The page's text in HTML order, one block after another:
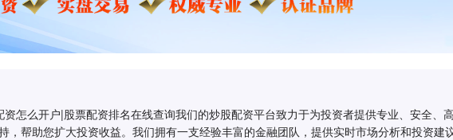
怎么开户|股票配资排名在线查询我们的炒股配资平台致力于为投资者提供专业、安全
，帮助您扩大投资收益。我们拥有一支经验丰富的金融团队，提供实时市场分析和投资